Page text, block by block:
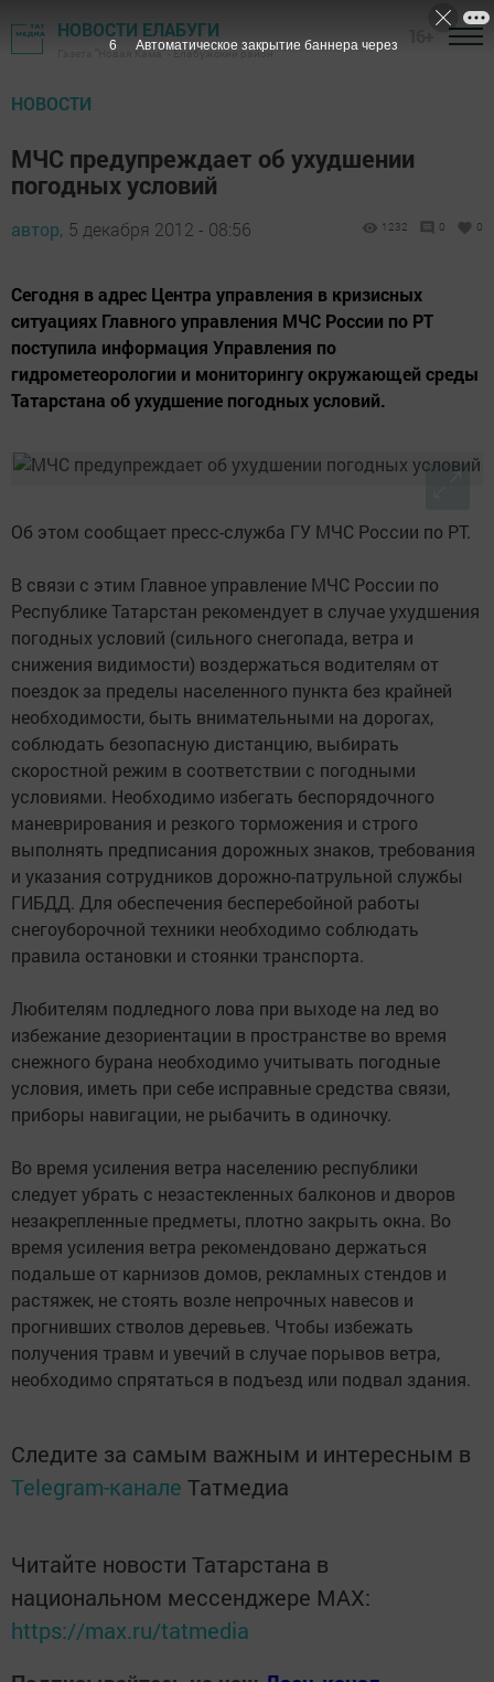
НОВОСТИ ЕЛАБУГИ
Газета "Новая Кама" - Елабужский район
НОВОСТИ
МЧС предупреждает об ухудшении
погодных условий
автор, 5 декабря 2012 - 08:56 1232 0 0
Cегодня в адрес Центра управления в кризисных
ситуациях Главного управления МЧС России по РТ
поступила информация Управления по
гидрометеорологии и мониторингу окружающей среды
Татарстана об ухудшение погодных условий.
Об этом сообщает пресс-служба ГУ МЧС России по РТ.
В связи с этим Главное управление МЧС России по
Республике Татарстан рекомендует в случае ухудшения
погодных условий (сильного снегопада, ветра и
снижения видимости) воздержаться водителям от
поездок за пределы населенного пункта без крайней
необходимости, быть внимательными на дорогах,
соблюдать безопасную дистанцию, выбирать
скоростной режим в соответствии с погодными
условиями. Необходимо избегать беспорядочного
маневрирования и резкого торможения и строго
выполнять предписания дорожных знаков, требования
и указания сотрудников дорожно-патрульной службы
ГИБДД. Для обеспечения бесперебойной работы
снегоуборочной техники необходимо соблюдать
правила остановки и стоянки транспорта.
Любителям подледного лова при выходе на лед во
избежание дезориентации в пространстве во время
снежного бурана необходимо учитывать погодные
условия, иметь при себе исправные средства связи,
приборы навигации, не рыбачить в одиночку.
Во время усиления ветра населению республики
следует убрать с незастекленных балконов и дворов
незакрепленные предметы, плотно закрыть окна. Во
время усиления ветра рекомендовано держаться
подальше от карнизов домов, рекламных стендов и
растяжек, не стоять возле непрочных навесов и
прогнивших стволов деревьев. Чтобы избежать
получения травм и увечий в случае порывов ветра,
необходимо спрятаться в подъезд или подвал здания.
Следите за самым важным и интересным в
Telegram-канале Татмедиа
Читайте новости Татарстана в
национальном мессенджере MАХ:
https://max.ru/tatmedia
5 Автоматическое закрытие баннера через